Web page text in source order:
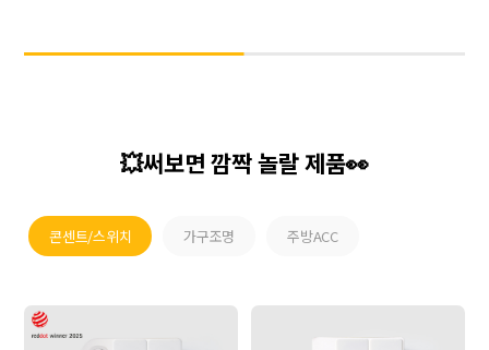
💥써보면 깜짝 놀랄 제품👀
콘센트/스위치 가구조명 주방ACC